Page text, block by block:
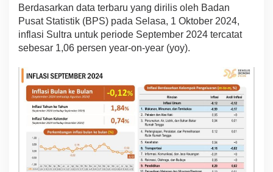
n
f
l
a
S
u
l
t
r
a
K
e
Berdasarkan data terbaru yang dirilis oleh Badan
Pusat Statistik (BPS) pada Selasa, 1 Oktober 2024,
inflasi Sultra untuk periode September 2024 tercatat
sebesar 1,06 persen year-on-year (yoy).